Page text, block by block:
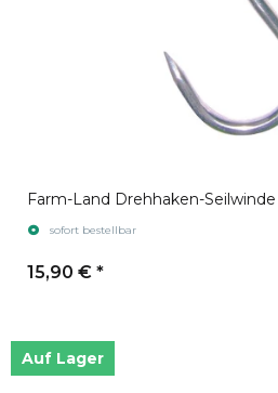
Farm-Land Drehhaken-Seilwinde
sofort bestellbar
15,90 € *
Auf Lager